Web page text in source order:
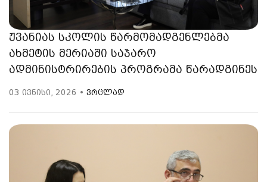
ჟვანიას სკოლის წარმომადგენლებმა
ახმეტის მერიაში საჯარო
ადმინისტრირების პროგრამა წარადგინეს
03 ივნისი, 2026 • ვრცლად